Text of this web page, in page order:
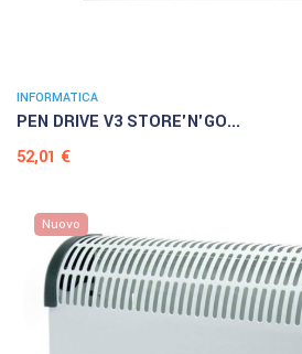
INFORMATICA
PEN DRIVE V3 STORE'N'GO...
Prezzo
52,01 €
Nuovo